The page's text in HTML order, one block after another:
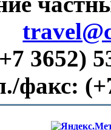
3652)
факс: